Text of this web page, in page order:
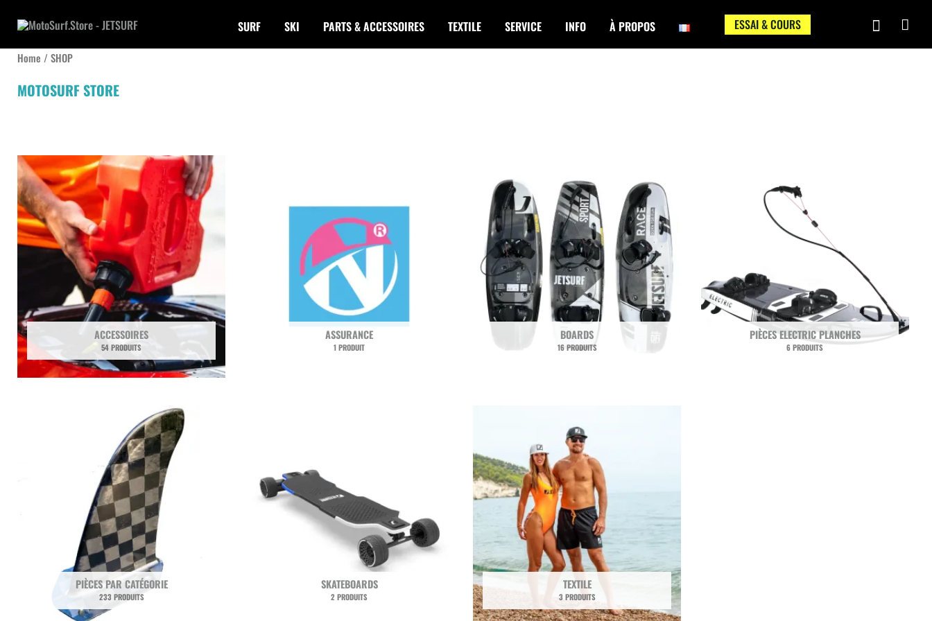
contenu
SURF SKI PARTS & ACCESSOIRES TEXTILE SERVICE INFO À PROPOS ESSAI & COURS
Home / SHOP
MOTOSURF STORE
ACCESSOIRES
54 PRODUITS
ASSURANCE
1 PRODUIT
BOARDS
16 PRODUITS
PIÈCES ELECTRIC PLANCHES
6 PRODUITS
PIÈCES PAR CATÉGORIE
233 PRODUITS
SKATEBOARDS
2 PRODUITS
TEXTILE
3 PRODUITS